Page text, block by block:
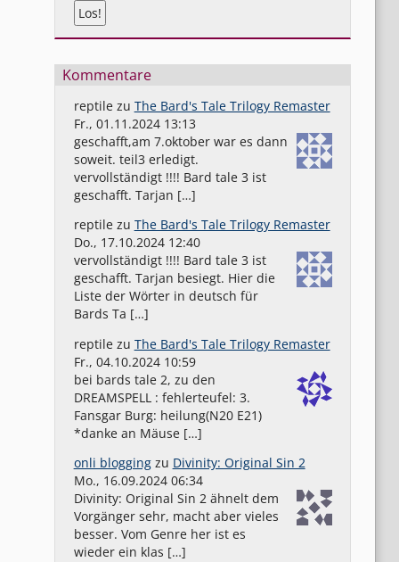
Kommentare
reptilezu The Bard's Tale Trilogy Remaster
Fr., 01.11.2024 13:13
geschafft,am 7.oktober war es dann
soweit. teil3 erledigt.
vervollständigt !!!! Bard tale 3 ist
geschafft. Tarjan […]
reptilezu The Bard's Tale Trilogy Remaster
Do., 17.10.2024 12:40
vervollständigt !!!! Bard tale 3 ist
geschafft. Tarjan besiegt. Hier die
Liste der Wörter in deutsch für
Bards Ta […]
reptilezu The Bard's Tale Trilogy Remaster
Fr., 04.10.2024 10:59
bei bards tale 2, zu den
DREAMSPELL : fehlerteufel: 3.
Fansgar Burg: heilung(N20 E21)
*danke an Mäuse […]
onli bloggingzu Divinity: Original Sin 2
Mo., 16.09.2024 06:34
Divinity: Original Sin 2 ähnelt dem
Vorgänger sehr, macht aber vieles
besser. Vom Genre her ist es
wieder ein klas […]